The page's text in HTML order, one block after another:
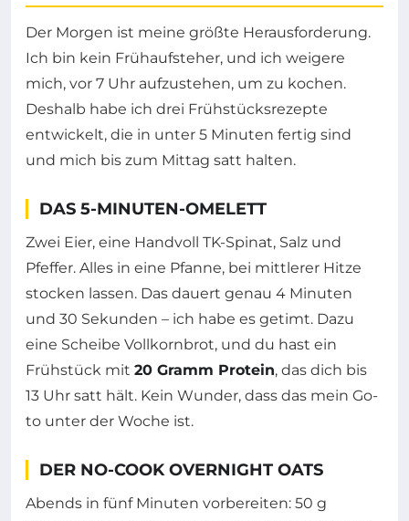
Der Morgen ist meine größte Herausforderung.
Ich bin kein Frühaufsteher, und ich weigere
mich, vor 7 Uhr aufzustehen, um zu kochen.
Deshalb habe ich drei Frühstücksrezepte
entwickelt, die in unter 5 Minuten fertig sind
und mich bis zum Mittag satt halten.
DAS 5-MINUTEN-OMELETT
Zwei Eier, eine Handvoll TK-Spinat, Salz und
Pfeffer. Alles in eine Pfanne, bei mittlerer Hitze
stocken lassen. Das dauert genau 4 Minuten
und 30 Sekunden – ich habe es getimt. Dazu
eine Scheibe Vollkornbrot, und du hast ein
Frühstück mit 20 Gramm Protein, das dich bis
13 Uhr satt hält. Kein Wunder, dass das mein Go-
to unter der Woche ist.
DER NO-COOK OVERNIGHT OATS
Abends in fünf Minuten vorbereiten: 50 g